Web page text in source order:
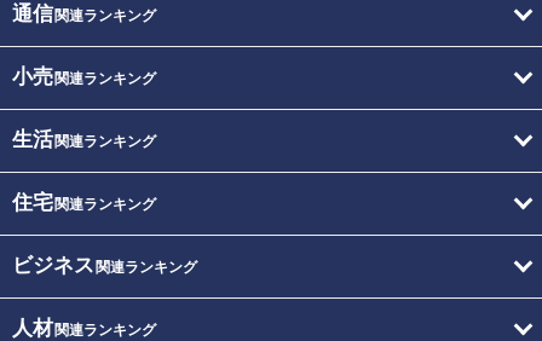
通信関連ランキング
小売関連ランキング
生活関連ランキング
住宅関連ランキング
ビジネス 関連ランキング
人材関連ランキング